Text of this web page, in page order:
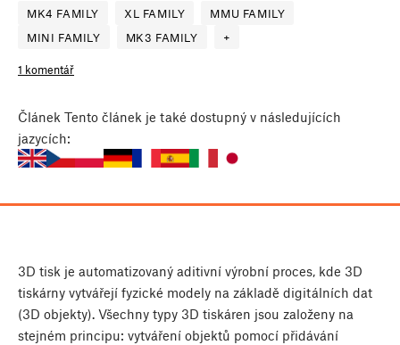
MK4 FAMILY XL FAMILY
MMU FAMILY
MINI FAMILY
MK3 FAMILY +
1 komentář
Článek Tento článek je také dostupný v následujících
jazycích:
3D tisk je automatizovaný aditivní výrobní proces, kde 3D
tiskárny vytvářejí fyzické modely na základě digitálních dat
(3D objekty). Všechny typy 3D tiskáren jsou založeny na
stejném principu: vytváření objektů pomocí přidávání